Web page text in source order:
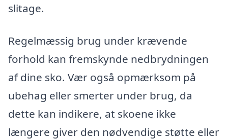
slitage.
Regelmæssig brug under krævende
forhold kan fremskynde nedbrydningen
af dine sko. Vær også opmærksom på
ubehag eller smerter under brug, da
dette kan indikere, at skoene ikke
længere giver den nødvendige støtte eller